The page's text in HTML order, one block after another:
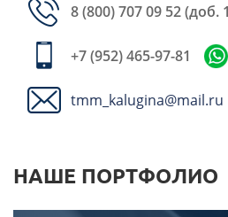
8 (800) 707 09 52(доб.
+7 (952) 465-97-81
tmm_kalugina@mail.ru
НАШЕ ПОРТФОЛИО